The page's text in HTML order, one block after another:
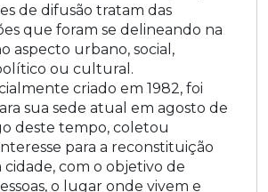
de difusão tratam das
que foram se delineando na
aspecto urbano, social,
ou cultural.
criado em 1982, foi
sua sede atual em agosto de
deste tempo, coletou
para a reconstituição
cidade, com o objetivo de
o lugar onde vivem e